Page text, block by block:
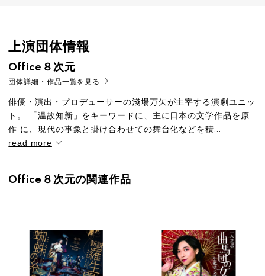
上演団体情報
Office８次元
団体詳細・作品一覧を見る
俳優・演出・プロデューサーの淺場万矢が主宰する演劇ユニッ
ト。 「温故知新」をキーワードに、主に日本の文学作品を原
作 に、現代の事象と掛け合わせての舞台化などを積...
read more
Office８次元の関連作品